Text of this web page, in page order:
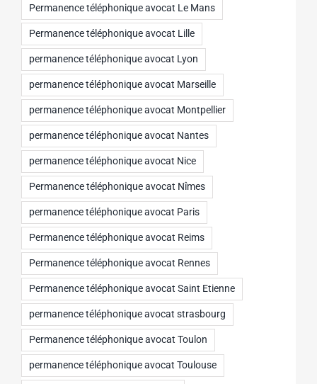
Permanence téléphonique avocat Le Mans
Permanence téléphonique avocat Lille
permanence téléphonique avocat Lyon
permanence téléphonique avocat Marseille
permanence téléphonique avocat Montpellier
permanence téléphonique avocat Nantes
permanence téléphonique avocat Nice
Permanence téléphonique avocat Nîmes
permanence téléphonique avocat Paris
Permanence téléphonique avocat Reims
Permanence téléphonique avocat Rennes
Permanence téléphonique avocat Saint Etienne
permanence téléphonique avocat strasbourg
Permanence téléphonique avocat Toulon
permanence téléphonique avocat Toulouse